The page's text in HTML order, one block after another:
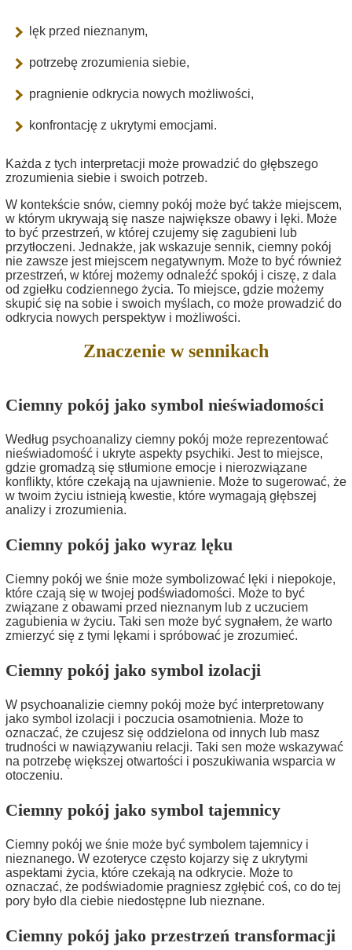
lęk przed nieznanym,
potrzebę zrozumienia siebie,
pragnienie odkrycia nowych możliwości,
konfrontację z ukrytymi emocjami.
Każda z tych interpretacji może prowadzić do głębszego
zrozumienia siebie i swoich potrzeb.
W kontekście snów, ciemny pokój może być także miejscem,
w którym ukrywają się nasze największe obawy i lęki. Może
to być przestrzeń, w której czujemy się zagubieni lub
przytłoczeni. Jednakże, jak wskazuje sennik, ciemny pokój
nie zawsze jest miejscem negatywnym. Może to być również
przestrzeń, w której możemy odnaleźć spokój i ciszę, z dala
od zgiełku codziennego życia. To miejsce, gdzie możemy
skupić się na sobie i swoich myślach, co może prowadzić do
odkrycia nowych perspektyw i możliwości.
Znaczenie w sennikach
Ciemny pokój jako symbol nieświadomości
Według psychoanalizy ciemny pokój może reprezentować
nieświadomość i ukryte aspekty psychiki. Jest to miejsce,
gdzie gromadzą się stłumione emocje i nierozwiązane
konflikty, które czekają na ujawnienie. Może to sugerować, że
w twoim życiu istnieją kwestie, które wymagają głębszej
analizy i zrozumienia.
Ciemny pokój jako wyraz lęku
Ciemny pokój we śnie może symbolizować lęki i niepokoje,
które czają się w twojej podświadomości. Może to być
związane z obawami przed nieznanym lub z uczuciem
zagubienia w życiu. Taki sen może być sygnałem, że warto
zmierzyć się z tymi lękami i spróbować je zrozumieć.
Ciemny pokój jako symbol izolacji
W psychoanalizie ciemny pokój może być interpretowany
jako symbol izolacji i poczucia osamotnienia. Może to
oznaczać, że czujesz się oddzielona od innych lub masz
trudności w nawiązywaniu relacji. Taki sen może wskazywać
na potrzebę większej otwartości i poszukiwania wsparcia w
otoczeniu.
Ciemny pokój jako symbol tajemnicy
Ciemny pokój we śnie może być symbolem tajemnicy i
nieznanego. W ezoteryce często kojarzy się z ukrytymi
aspektami życia, które czekają na odkrycie. Może to
oznaczać, że podświadomie pragniesz zgłębić coś, co do tej
pory było dla ciebie niedostępne lub nieznane.
Ciemny pokój jako przestrzeń transformacji